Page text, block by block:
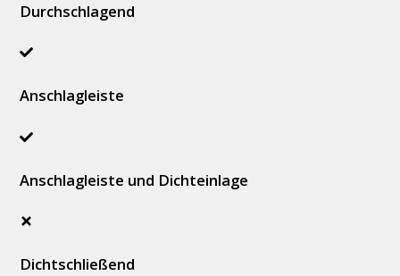
Durchschlagend
Anschlagleiste
Anschlagleiste und Dichteinlage
Dichtschließend